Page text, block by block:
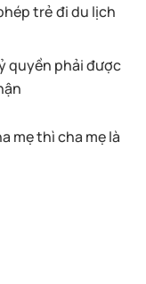
trẻ đi du lịch
quyền phải được
mẹ thì cha mẹ là